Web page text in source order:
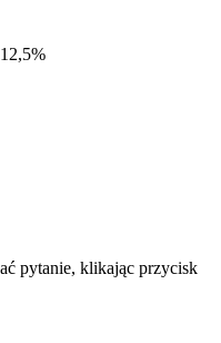
pytanie, klikając przycisk